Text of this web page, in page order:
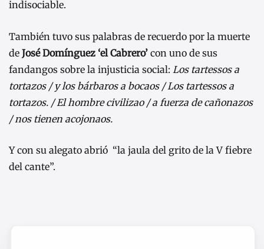
indisociable.
También tuvo sus palabras de recuerdo por la muerte
de José Domínguez ‘el Cabrero’ con uno de sus
fandangos sobre la injusticia social: Los tartessos a
tortazos / y los bárbaros a bocaos / Los tartessos a
tortazos. / El hombre civilizao / a fuerza de cañonazos
/ nos tienen acojonaos.
Y con su alegato abrió “la jaula del grito de la V fiebre
del cante”.